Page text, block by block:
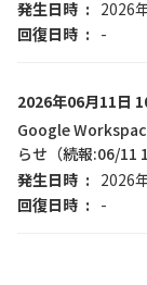
発生日時
2026
回復日時
-
2026年06月11日
Google
らせ（続報:06/11
発生日時
2026
回復日時
-